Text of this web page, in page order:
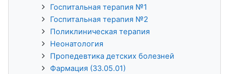
Госпитальная терапия №1
Госпитальная терапия №2
Поликлиническая терапия
Неонатология
Пропедевтика детских болезней
Фармация (33.05.01)